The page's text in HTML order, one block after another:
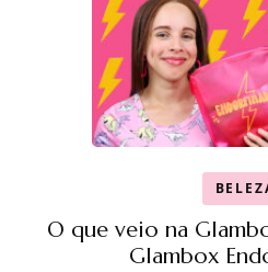
O que veio na
Glambox